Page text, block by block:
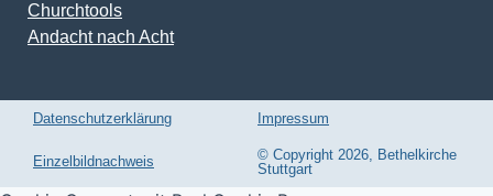
Churchtools
Andacht nach Acht
Datenschutzerklärung Impressum
Einzelbildnachweis
© Copyright 2026, Bethelkirche
Stuttgart